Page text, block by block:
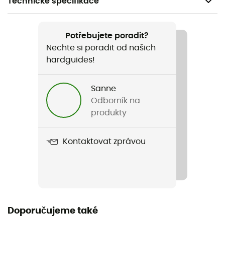
Název produktu
Terrex Essential Full Zip Fleece
Standardní
Kapuce
Potřebujete poradit?
Nechte si poradit od našich
hardguides!
Sanne
Odborník na
produkty
Kontaktovat zprávou
Doporučujeme také